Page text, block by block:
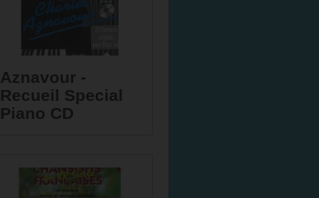
Aznavour -
Recueil Special
Piano CD